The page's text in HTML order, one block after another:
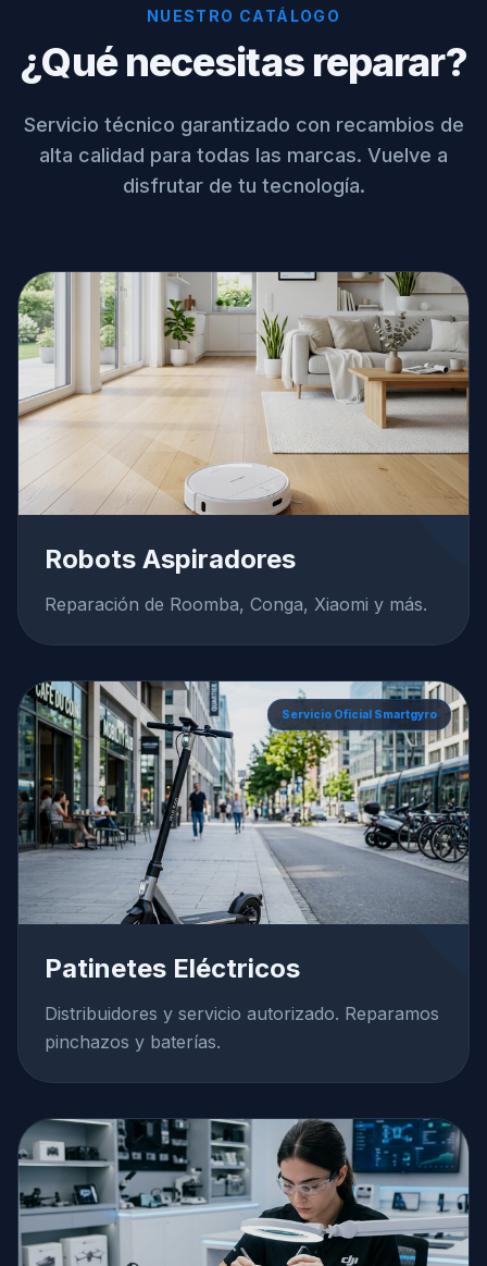
NUESTRO CATÁLOGO
¿Qué necesitas reparar?
Servicio técnico garantizado con recambios de
alta calidad para todas las marcas. Vuelve a
disfrutar de tu tecnología.
Robots Aspiradores
Reparación de Roomba, Conga, Xiaomi y más.
Servicio Oficial Smartgyro
Patinetes Eléctricos
Distribuidores y servicio autorizado. Reparamos
pinchazos y baterías.